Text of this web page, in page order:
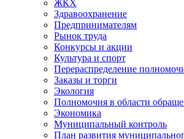
ЖКХ
Здравоохранение
Предпринимателям
Рынок труда
Конкурсы и акции
Культура и спорт
Перераспределение
Заказы и торги
Экология
Полномочия в области
Экономика
Муниципальный контроль
План развития